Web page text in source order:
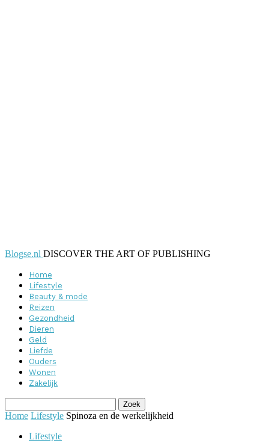
Blogse.nl DISCOVER THE ART OF PUBLISHING
Home
Lifestyle
Beauty & mode
Reizen
Gezondheid
Dieren
Geld
Liefde
Ouders
Wonen
Zakelijk
Home Lifestyle Spinoza en de werkelijkheid
Lifestyle